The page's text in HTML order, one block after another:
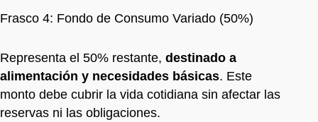
Frasco 4: Fondo de Consumo Variado (50%)
Representa el 50% restante, destinado a
alimentación y necesidades básicas. Este
monto debe cubrir la vida cotidiana sin afectar las
reservas ni las obligaciones.